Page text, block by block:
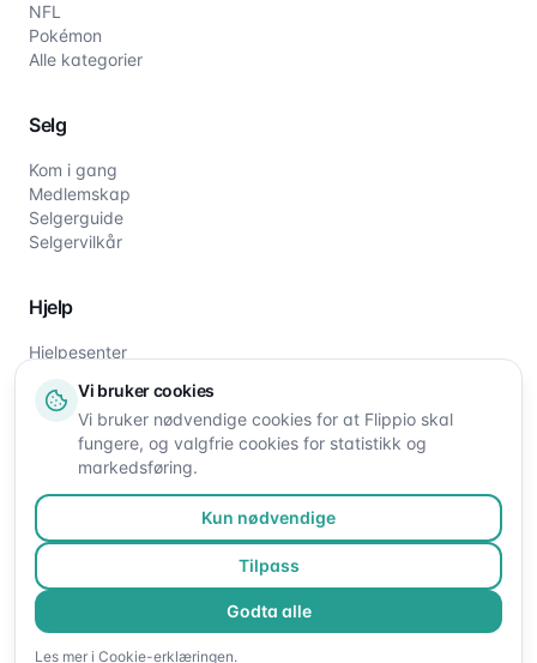
NFL
Pokémon
Alle kategorier
Selg
Kom i gang
Medlemskap
Selgerguide
Selgervilkår
Hjelp
Hjelpesenter
Om oss
Kontakt oss
©2026Flippio. Alle rettigheter reservert.
Vi bruker cookies
Vi bruker nødvendige cookies for at Flippio skal
fungere, og valgfrie cookies for statistikk og
markedsføring.
Kun nødvendige
Tilpass
Godta alle
Les mer i Cookie-erklæringen.